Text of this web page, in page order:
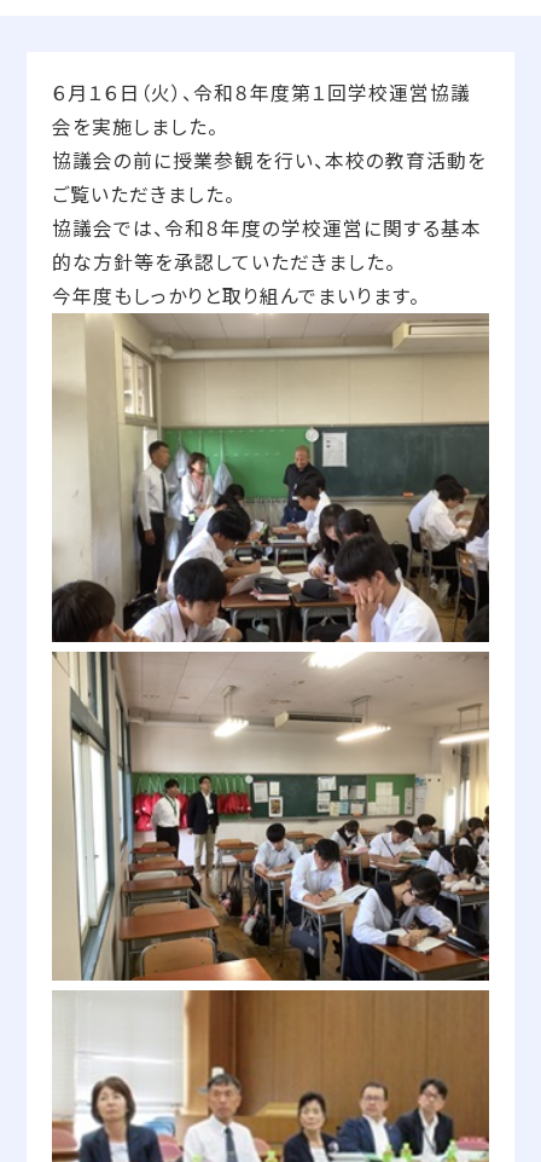
６月１６日（火）、令和８年度第１回学校運営協議
会を実施しました。
協議会の前に授業参観を行い、本校の教育活動を
ご覧いただきました。
協議会では、令和８年度の学校運営に関する基本
的な方針等を承認していただきました。
今年度もしっかりと取り組んでまいります。